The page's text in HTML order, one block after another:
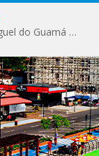
Milhares de fiéis tomam as ruas de São Miguel do Guamá em uma grande celebração de fé na Marcha para Jesus 2026.